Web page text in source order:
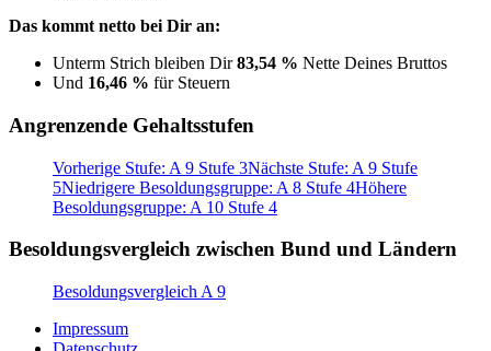
Das kommt netto bei Dir an:
Unterm Strich bleiben Dir83,54 % Nette Deines Bruttos
Und 16,46 % für Steuern
Angrenzende Gehaltsstufen
Vorherige Stufe: A 9 Stufe 3Nächste Stufe: A 9 Stufe
5Niedrigere Besoldungsgruppe: A 8 Stufe 4Höhere
Besoldungsgruppe: A 10 Stufe 4
Besoldungsvergleich zwischen Bund und Ländern
Besoldungsvergleich A 9
Impressum